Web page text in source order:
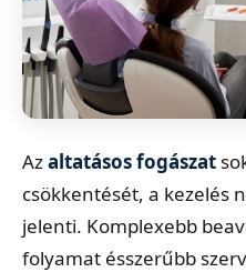
Azaltatásos fogászat
csökkentését, a kezelés
jelenti. Komplexebb
folyamat ésszerűbb